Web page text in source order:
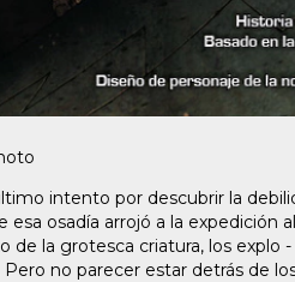
intento por descubrir la
osadía arrojó a la expedición
la grotesca criatura, los explo
no parecer estar detrás de